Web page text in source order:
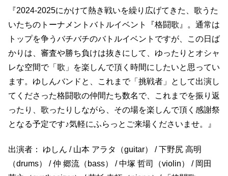
『2024-2025にかけて熱き戦いを繰り広げてきた、歌うた
いたちのトーナメントバトルイベント『格闘歌』。通常は
トップを争うバチバチのバトルイベントですが、この日ば
かりは、審査や勝ち負けは抜きにして、ゆったりとオシャ
レな空間で「歌」を楽しんで頂く時間にしたいと思ってい
ます。ゆしんバンドと、これまで「挑戦者」として出演し
てくださった格闘歌の仲間たち数名で、これまでを振り返
ったり、歌ったりしながら、その場を楽しんで頂く感謝祭
となる予定です♪気軽にふらっとご来場くださいませ。』
出演者： ゆしん / 山本 アラタ（guitar） / 下野尻 高明
（drums） / 仲 郷流（bass） / 中塚 哲司（violin） / 岡田